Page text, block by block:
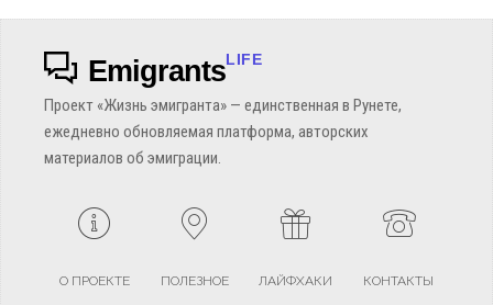
EmigrantsLIFE
Проект «Жизнь эмигранта» — единственная в Рунете,
ежедневно обновляемая платформа, авторских
материалов об эмиграции.
О ПРОЕКТЕ ПОЛЕЗНОЕ ЛАЙФХАКИ КОНТАКТЫ